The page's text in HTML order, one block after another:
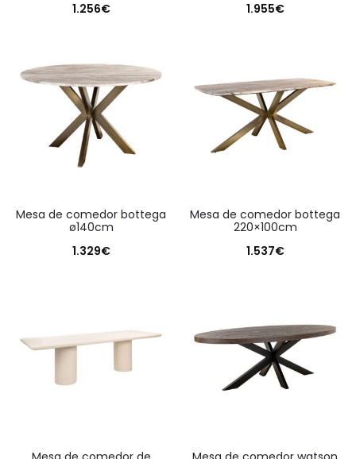
1.256€
1.955€
mesa de comedor bottega
ø140cm
1.329€
mesa de comedor bottega
220×100cm
1.537€